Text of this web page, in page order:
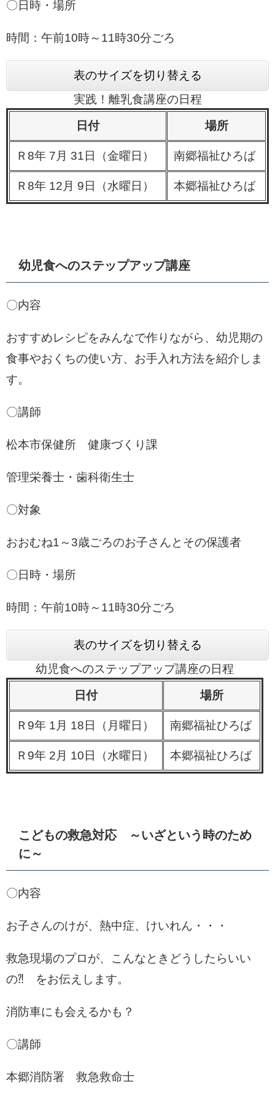
〇日時・場所
時間：午前10時～11時30分ごろ
表のサイズを切り替える
実践！離乳食講座の日程
日付 場所
Ｒ8年 7月 31日（金曜日） 南郷福祉ひろば
Ｒ8年 12月 9日（水曜日） 本郷福祉ひろば
幼児食へのステップアップ講座
〇内容
おすすめレシピをみんなで作りながら、幼児期の
食事やおくちの使い方、お手入れ方法を紹介しま
す。
〇講師
松本市保健所 健康づくり課
管理栄養士・歯科衛生士
〇対象
おおむね1～3歳ごろのお子さんとその保護者
〇日時・場所
時間：午前10時～11時30分ごろ
表のサイズを切り替える
幼児食へのステップアップ講座の日程
日付 場所
Ｒ9年 1月 18日（月曜日） 南郷福祉ひろば
Ｒ9年 2月 10日（水曜日） 本郷福祉ひろば
こどもの救急対応 ～いざという時のため
に～
〇内容
お子さんのけが、熱中症、けいれん・・・
救急現場のプロが、こんなときどうしたらいい
の⁈ をお伝えします。
消防車にも会えるかも？
〇講師
本郷消防署 救急救命士